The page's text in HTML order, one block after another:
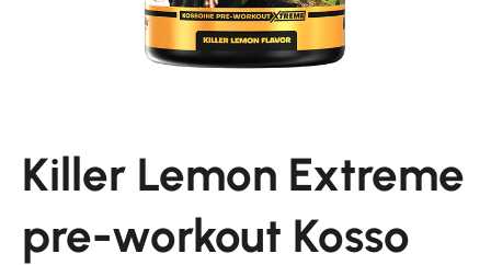
Killer Lemon Extreme
pre-workout Kosso